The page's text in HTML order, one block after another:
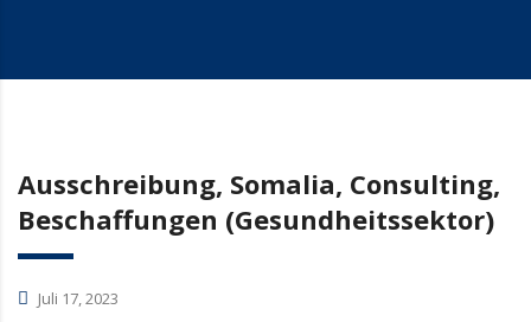
Ausschreibung, Somalia, Consulting,
Beschaffungen (Gesundheitssektor)
Juli 17, 2023